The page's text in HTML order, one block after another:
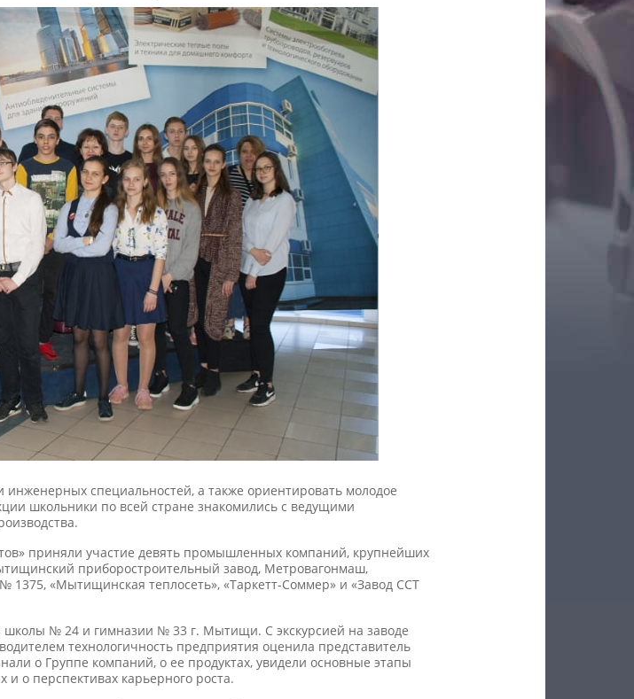
специальностей, а также ориентировать молодое
школьники по всей стране знакомились с ведущими
приняли участие девять промышленных компаний, крупнейших
приборостроительный завод, Метровагонмаш,
«Мытищинская теплосеть», «Таркетт-Соммер» и «Завод ССТ
школы № 24 и гимназии № 33 г. Мытищи. С экскурсией на заводе
технологичность предприятия оценила представитель
о Группе компаний, о ее продуктах, увидели основные этапы
о перспективах карьерного роста.